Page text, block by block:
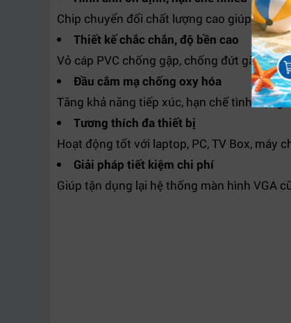
Chip chuyển đổi chất lượng cao giúp tín
Thiết kế chắc chắn, độ bền cao
Vỏ cáp PVC chống gập, chống đứt gãy,
Đầu cắm mạ chống oxy hóa
Tăng khả năng tiếp xúc, hạn chế tình
Tương thích đa thiết bị
Hoạt động tốt với laptop, PC, TV Box, máy
Giải pháp tiết kiệm chi phí
Giúp tận dụng lại hệ thống màn hình VGA